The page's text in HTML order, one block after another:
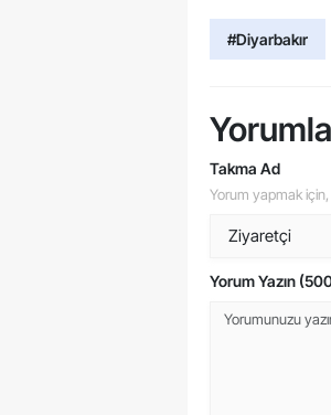
#Diyarbakır
Takma Ad
Yorum yapmak
Yorum Yazın